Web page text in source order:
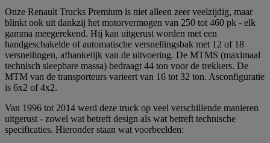
Onze Renault Trucks Premium is niet alleen zeer veelzijdig, maar
blinkt ook uit dankzij het motorvermogen van 250 tot 460 pk - elk
gamma meegerekend. Hij kan uitgerust worden met een
handgeschakelde of automatische versnellingsbak met 12 of 18
versnellingen, afhankelijk van de uitvoering. De MTMS (maximaal
technisch sleepbare massa) bedraagt 44 ton voor de trekkers. De
MTM van de transporteurs varieert van 16 tot 32 ton. Asconfiguratie
is 6x2 of 4x2.
Van 1996 tot 2014 werd deze truck op veel verschillende manieren
uitgerust - zowel wat betreft design als wat betreft technische
specificaties. Hieronder staan wat voorbeelden: